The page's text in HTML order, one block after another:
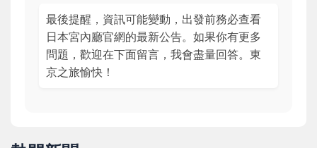
最後提醒，資訊可能變動，出發前務必查看
日本宮內廳官網的最新公告。如果你有更多
問題，歡迎在下面留言，我會盡量回答。東
京之旅愉快！